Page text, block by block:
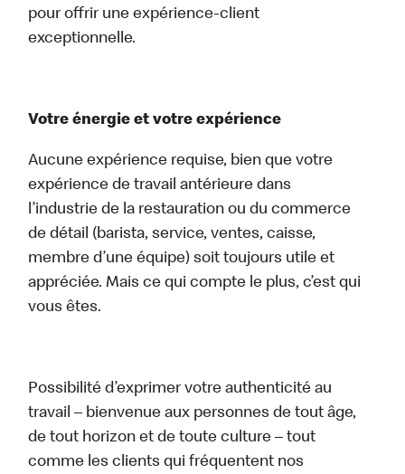
pour offrir une expérience-client
exceptionnelle.
Votre énergie et votre expérience
Aucune expérience requise, bien que votre
expérience de travail antérieure dans
l’industrie de la restauration ou du commerce
de détail (barista, service, ventes, caisse,
membre d’une équipe) soit toujours utile et
appréciée. Mais ce qui compte le plus, c’est qui
vous êtes.
Possibilité d’exprimer votre authenticité au
travail – bienvenue aux personnes de tout âge,
de tout horizon et de toute culture – tout
comme les clients qui fréquentent nos